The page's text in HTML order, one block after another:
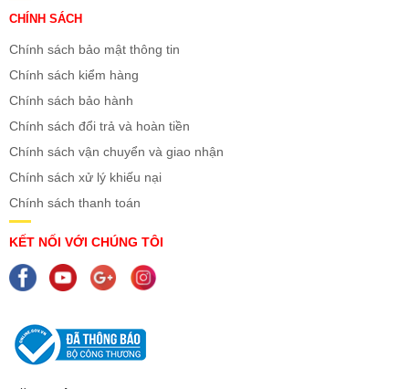
CHÍNH SÁCH
Chính sách bảo mật thông tin
Chính sách kiểm hàng
Chính sách bảo hành
Chính sách đổi trả và hoàn tiền
Chính sách vận chuyển và giao nhận
Chính sách xử lý khiếu nại
Chính sách thanh toán
KẾT NỐI VỚI CHÚNG TÔI